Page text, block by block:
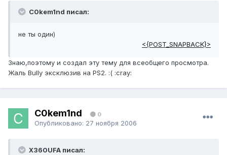
C0kem1nd писал:
не ты один)
<{POST_SNAPBACK}>
Знаю,поэтому и создал эту тему для всеобщего просмотра.
Жаль Bully эксклюзив на PS2. :( :cray:
C0kem1nd 0
Опубликовано: 27 ноября 2006
X360UFA писал: